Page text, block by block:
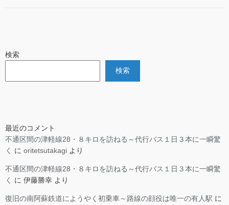
検索
検索
最近のコメント
不通区間の津軽線28・８キロを訪ねる～代行バス１日３本に一瞬驚
く
に oritetsutakagi より
不通区間の津軽線28・８キロを訪ねる～代行バス１日３本に一瞬驚
く
に 伊藤勝幸 より
復旧の南阿蘇鉄道にようやく初乗車～路線の顔役は唯一の有人駅 に